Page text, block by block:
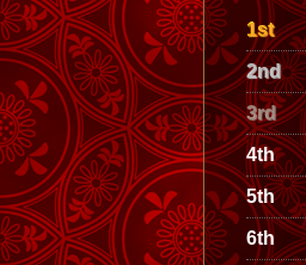
1st
2nd
3rd
4th
5th
6th